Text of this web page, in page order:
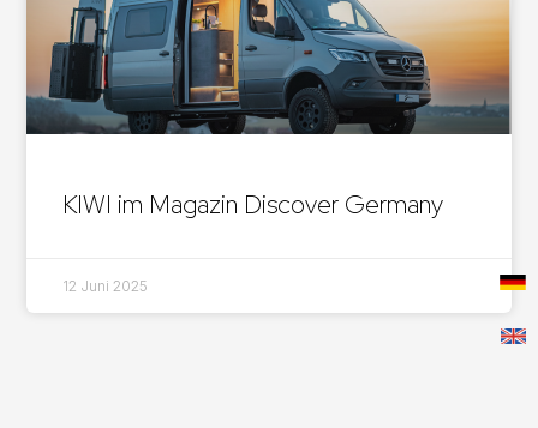
KIWI im Magazin Discover Germany
12 Juni 2025